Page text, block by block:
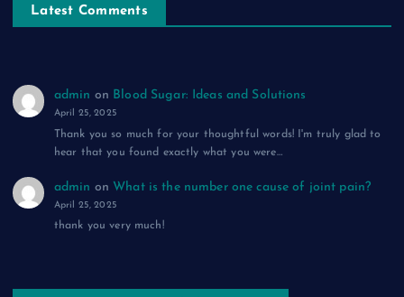
Latest Comments
admin on Blood Sugar: Ideas and Solutions
April 25, 2025
Thank you so much for your thoughtful words! I'm truly glad to
hear that you found exactly what you were…
admin on What is the number one cause of joint pain?
April 25, 2025
thank you very much!